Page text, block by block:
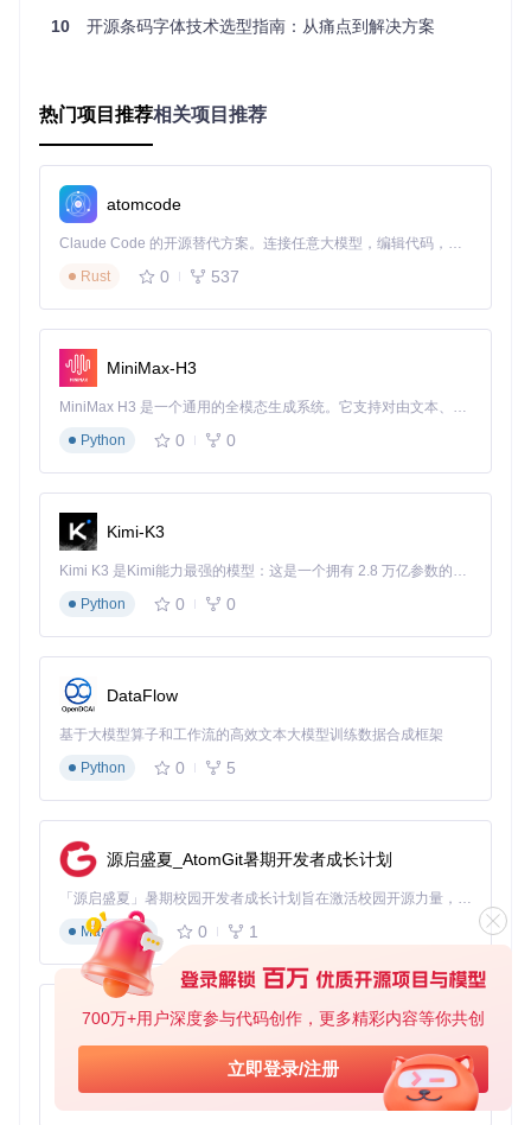
700万+用户深度参与代码创作，更多精彩内容等你共创
立即登录/注册
3. 字体生成与安装
# 执行构建脚本
./app/bin/buildAll
cp fonts/*.ttf ~/.local/share/fonts/
完成上述步骤后，Libre Barcode字体将出现在系统字体列表
中，可立即在任何支持字体的应用程序中使用。整个过程不超
过5分钟，无需专业技术背景。
核心技术解析：三种主流条码标准全解读
殊符号。Libre Barcode提供四种实用变体：
Libre Barcode 39：纯条码显示，适合空间有限的场景
工核对
Libre Barcode 39 Extended：支持更多特殊字符，适用
于复杂编码需求
Libre Barcode 39 Extended Text
示，兼顾功能性与可读性
为起始和终止符，生成可直接扫描的Code 39条码。某仓储企
Code 128以其高效的空间利用率著称，在相同长度下可存储
更多信息。Libre Barcode提供两种优化版本：
Libre Barcode 128：紧凑型条码，适用于空间受限的场景
Libre Barcode 128 Text
与人工识别
Code 128的智能编码机制会自动在三个代码集间切换，确保
生成最短的有效条码。某快递企业使用后，面单信息密度提高
了35%，同时保持了良好的扫描速度。
10 开源条码字体技术选型指南：从痛点到解决方案
热门项目推荐相关项目推荐
atomcode
Claude Code 的开源替代方案。连接任意大模型，编辑代码，运行命令，自动验证 — 全自动执行。用 Rust 构建，极致性能。 ｜ An open-source alternative to Claude Code. Connect any LLM, edit code, run commands, and verify changes — autonomously. Built in Rust for speed. Get Started
Rust
0 537
MiniMax-H3
MiniMax H3 是一个通用的全模态生成系统。它支持对由文本、图像、视频和音频组成的多模态上下文进行统一理解，并能生成分辨率高达 2K、时长可达 15 秒的带原生立体声音频的视频。得益于面向任务泛化的系统设计，H3 在预训练阶段就已具备广泛的多模态上下文理解与生成能力，能够出色地执行复杂的多模态指令。
Python
0 0
Kimi-K3
Kimi K3 是Kimi能力最强的模型：这是一个拥有 2.8 万亿参数的混合专家（MoE）模型，具备原生视觉理解能力，并支持 100 万 token 的上下文窗口。
Python
0 0
DataFlow
基于大模型算子和工作流的高效文本大模型训练数据合成框架
Python
0 5
源启盛夏_AtomGit暑期开发者成长计划
「源启盛夏」暑期校园开发者成长计划旨在激活校园开源力量，通过积分激励、认证扶持、资源倾斜等形式，引导高校组织和开发者完成「入驻 — 建项目 — 做贡献 — 获认证 — 得资源」的完整闭环。无论你是想带领社团入驻平台的组织者，还是希望用代码贡献证明自己的开发者，都能在这里找到属于你的成长路径。
Markdown
0 1
py-xiaozhi
基于Python的Xiaozhi AI，适用于想要完整Xiaozhi体验而无需拥有专用硬件的用户。
Python
0 1